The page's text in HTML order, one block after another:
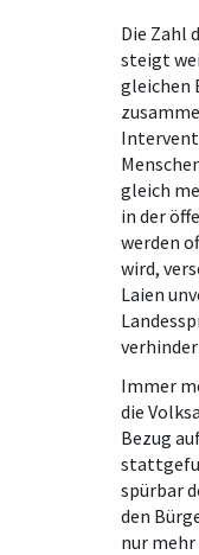
Die Zahl
steigt
gleichen
gleich
in der
werden
wird,
Laien
Immer
die
Bezug
spürbar
den
nur